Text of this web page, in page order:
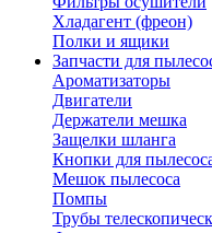
Хладагент (фреон)
Полки и ящики
Запчасти для
Ароматизаторы
Двигатели
Держатели мешка
Защелки шланга
Кнопки для
Мешок пылесоса
Помпы
Трубы